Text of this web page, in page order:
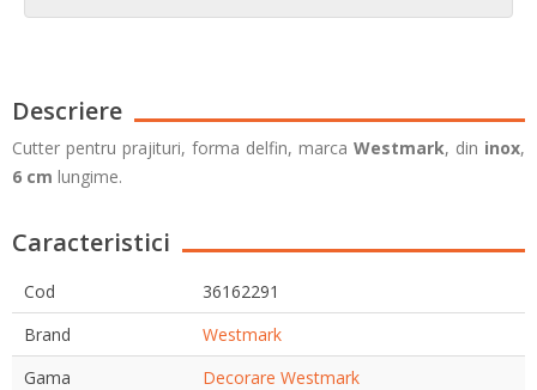
Descriere
Cutter pentru prajituri, forma delfin, marca Westmark, din inox,
6 cm lungime.
Caracteristici
Cod
36162291
Brand
Westmark
Gama
Decorare Westmark